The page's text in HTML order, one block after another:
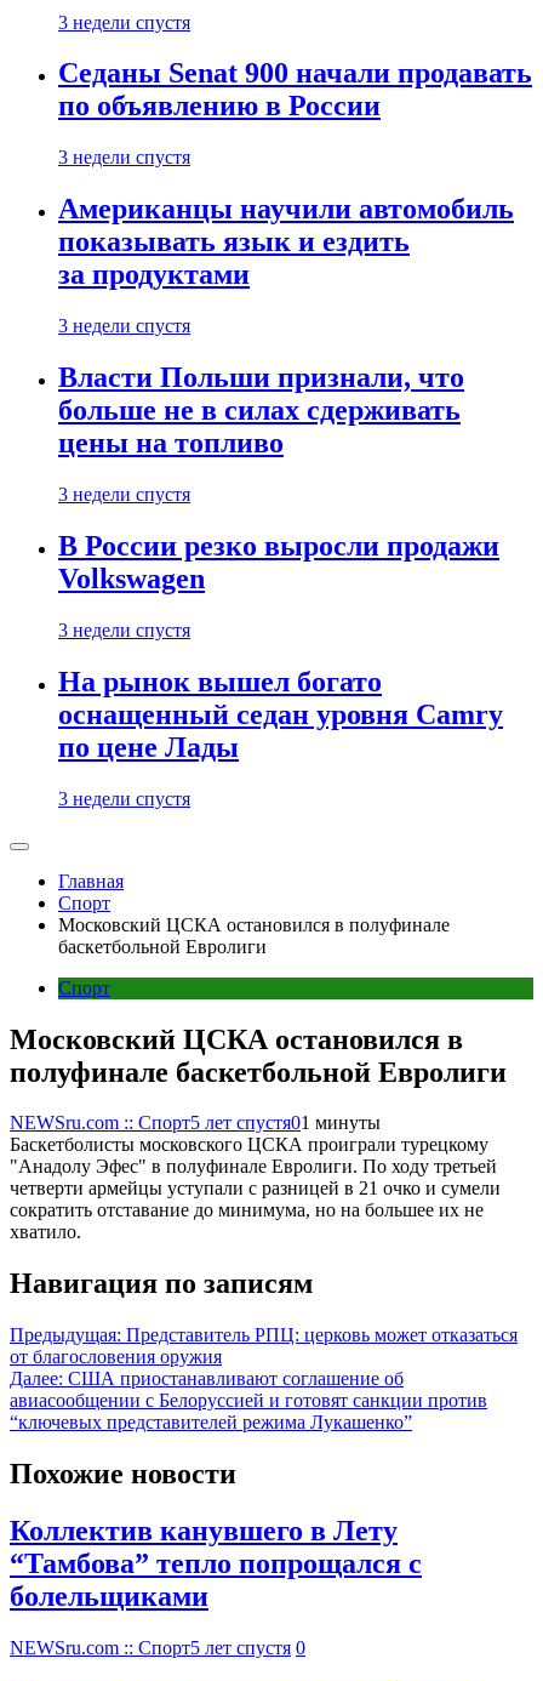
3 недели спустя
Седаны Senat 900 начали продавать
по объявлению в России
3 недели спустя
Американцы научили автомобиль
показывать язык и ездить
за продуктами
3 недели спустя
Власти Польши признали, что
больше не в силах сдерживать
цены на топливо
3 недели спустя
В России резко выросли продажи
Volkswagen
3 недели спустя
На рынок вышел богато
оснащенный седан уровня Camry
по цене Лады
3 недели спустя
Главная
Спорт
Московский ЦСКА остановился в полуфинале
баскетбольной Евролиги
Спорт
Московский ЦСКА остановился в
полуфинале баскетбольной Евролиги
NEWSru.com :: Спорт5 лет спустя01 минуты
Баскетболисты московского ЦСКА проиграли турецкому
"Анадолу Эфес" в полуфинале Евролиги. По ходу третьей
четверти армейцы уступали с разницей в 21 очко и сумели
сократить отставание до минимума, но на большее их не
хватило.
Навигация по записям
Предыдущая: Представитель РПЦ: церковь может отказаться
от благословения оружия
Далее: США приостанавливают соглашение об
авиасообщении с Белоруссией и готовят санкции против
“ключевых представителей режима Лукашенко”
Похожие новости
Коллектив канувшего в Лету
“Тамбова” тепло попрощался с
болельщиками
NEWSru.com :: Спорт5 лет спустя 0